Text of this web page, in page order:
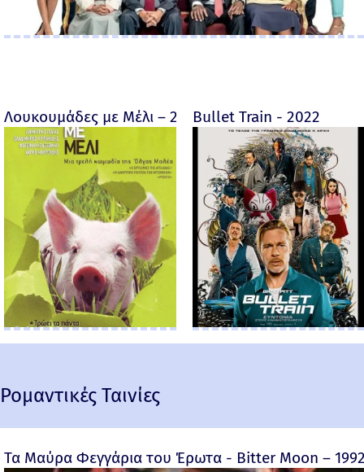
Λουκουμάδες με Μέλι – 2005Bullet Train - 2022
Ρομαντικές Ταινίες
Τα Μαύρα Φεγγάρια του Έρωτα - Bitter Moon –